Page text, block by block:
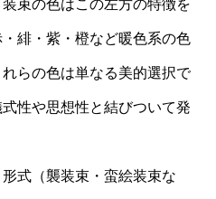
束の色はこの左方の特徴を
緋・紫・橙など暖色系の色
らの色は単なる美的選択で
性や思想性と結びついて発
式（襲装束・蛮絵装束な